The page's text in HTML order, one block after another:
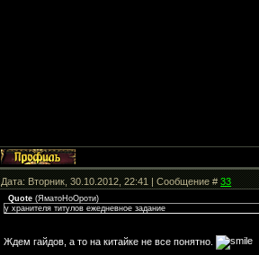
Дата: Вторник, 30.10.2012, 22:41 | Сообщение #33
Quote (ЯматоНоОроти)
у хранителя титулов ежедневное задание
Ждем гайдов, а то на китайке не все понятно.